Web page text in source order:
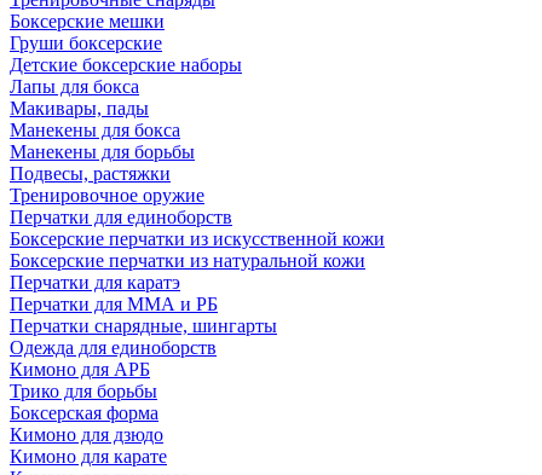
Боксерские мешки
Груши боксерские
Детские боксерские наборы
Лапы для бокса
Макивары, пады
Манекены для бокса
Манекены для борьбы
Подвесы, растяжки
Тренировочное оружие
Перчатки для единоборств
Боксерские перчатки из искусственной кожи
Боксерские перчатки из натуральной кожи
Перчатки для каратэ
Перчатки для ММА и РБ
Перчатки снарядные, шингарты
Одежда для единоборств
Кимоно для АРБ
Трико для борьбы
Боксерская форма
Кимоно для дзюдо
Кимоно для карате